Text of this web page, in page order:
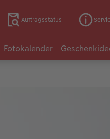
Auftragsstatus
Fotokalender